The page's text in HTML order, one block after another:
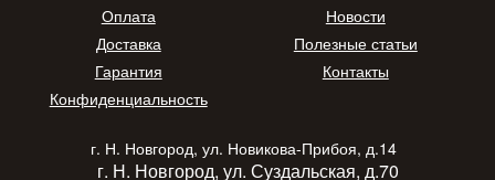
Оплата
Доставка
Гарантия
Конфиденциальность
Новости
Полезные статьи
Контакты
г. Н. Новгород, ул. Новикова-Прибоя, д.14
г. Н. Новгород, ул. Суздальская, д.70